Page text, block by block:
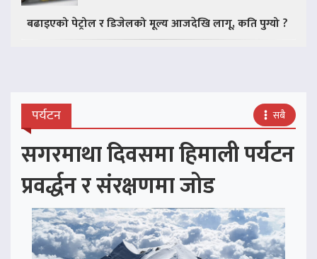
बढाइएको पेट्रोल र डिजेलको मूल्य आजदेखि लागू, कति पुग्यो ?
पर्यटन सबै
सगरमाथा दिवसमा हिमाली पर्यटन
प्रवर्द्धन र संरक्षणमा जोड